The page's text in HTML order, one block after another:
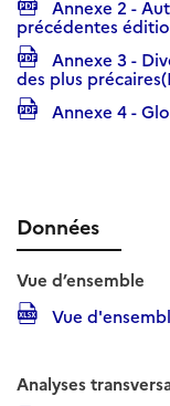
Annexe 2 -
précédentes
Annexe 3 -
des plus
Annexe 4 -
Données
Vue d’ensemble
Vue
Analyses